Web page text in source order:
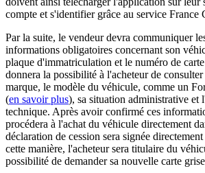
compte et s'identifier grâce au service France
Par la suite, le vendeur devra communiquer
informations obligatoires concernant son
plaque d'immatriculation et le numéro de
donnera la possibilité à l'acheteur de
marque, le modèle du véhicule, comme un
(en savoir plus), sa situation administrative et
technique. Après avoir confirmé ces
procédera à l'achat du véhicule directement
déclaration de cession sera signée
cette manière, l'acheteur sera titulaire du
possibilité de demander sa nouvelle carte